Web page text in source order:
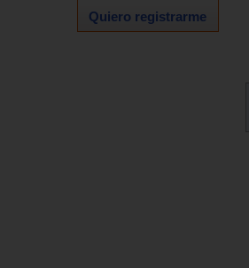
Quiero registrarme